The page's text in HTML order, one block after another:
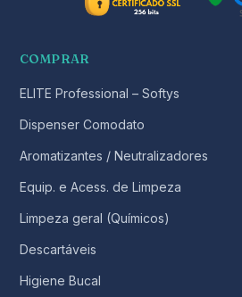
COMPRAR
ELITE Professional – Softys
Dispenser Comodato
Aromatizantes / Neutralizadores
Equip. e Acess. de Limpeza
Limpeza geral (Químicos)
Descartáveis
Higiene Bucal